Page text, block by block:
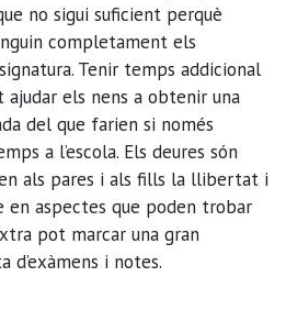
no sigui suficient perquè
completament els
Tenir temps addicional
els nens a obtenir una
del que farien si només
a l’escola. Els deures són
als pares i als fills la llibertat i
aspectes que poden trobar
pot marcar una gran
d’exàmens i notes.